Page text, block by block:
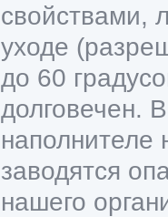
свойствами,
уходе
до 60
долговечен.
наполнителе
заводятся
нашего